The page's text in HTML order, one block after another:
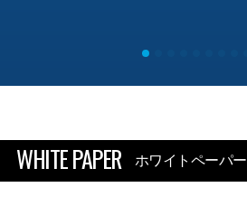
WHITE PAPER ホワイトペーパー